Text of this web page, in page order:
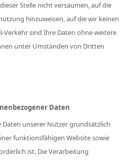
Stelle nicht versäumen, auf die
hinzuweisen, auf die wir keinen
Verkehr sind Ihre Daten ohne weitere
unter Umständen von Dritten
Daten
unserer Nutzer grundsätzlich
funktionsfähigen Website sowie
ist. Die Verarbeitung